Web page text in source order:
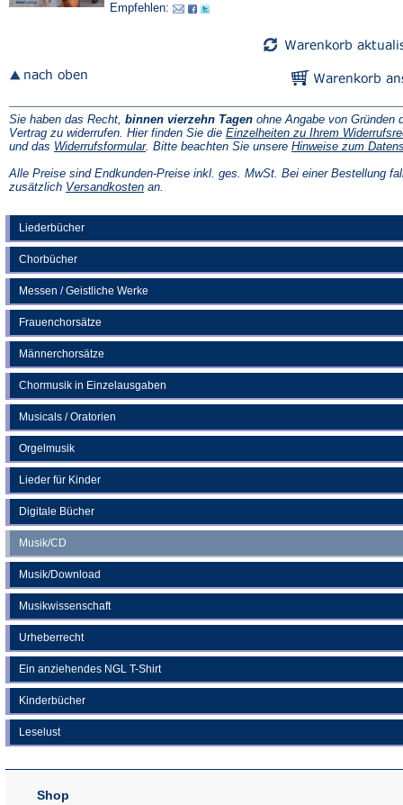
Liederbücher
Chorbücher
Messen / Geistliche Werke
Frauenchorsätze
Männerchorsätze
Chormusik in Einzelausgaben
Musicals / Oratorien
Orgelmusik
Lieder für Kinder
Digitale Bücher
Musik/CD
Musik/Download
Musikwissenschaft
Urheberrecht
Ein anziehendes NGL T-Shirt
Kinderbücher
Leselust
Empfehlen:
Sie haben das Recht, binnen vierzehn Tagen ohne Angabe von Gründen
Vertrag zu widerrufen. Hier finden Sie die Einzelheiten zu Ihrem
und das Widerrufsformular(Öffnet
einem
neuen
. Bitte beachten Sie unsere Hinweise zum
Alle Preise sind Endkunden-Preise inkl. ges. MwSt. Bei einer Bestellung
zusätzlich Versandkosten(Öffnet
an.
Shop